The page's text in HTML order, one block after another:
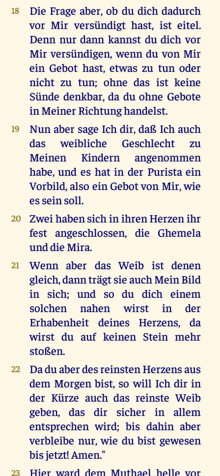
18
Die Frage aber, ob du dich dadurch
vor Mir versündigt hast, ist eitel.
Denn nur dann kannst du dich vor
Mir versündigen, wenn du von Mir
ein Gebot hast, etwas zu tun oder
nicht zu tun; ohne das ist keine
Sünde denkbar, da du ohne Gebote
in Meiner Richtung handelst.
19
Nun aber sage Ich dir, daß Ich auch
das weibliche Geschlecht zu
Meinen Kindern angenommen
habe, und es hat in der Purista ein
Vorbild, also ein Gebot von Mir, wie
es sein soll.
20
Zwei haben sich in ihren Herzen ihr
fest angeschlossen, die Ghemela
und die Mira.
21
Wenn aber das Weib ist denen
gleich, dann trägt sie auch Mein Bild
in sich; und so du dich einem
solchen nahen wirst in der
Erhabenheit deines Herzens, da
wirst du auf keinen Stein mehr
stoßen.
22
Da du aber des reinsten Herzens aus
dem Morgen bist, so will Ich dir in
der Kürze auch das reinste Weib
geben, das dir sicher in allem
entsprechen wird; bis dahin aber
verbleibe nur, wie du bist gewesen
bis jetzt! Amen."
23 Hier ward dem Muthael helle vor